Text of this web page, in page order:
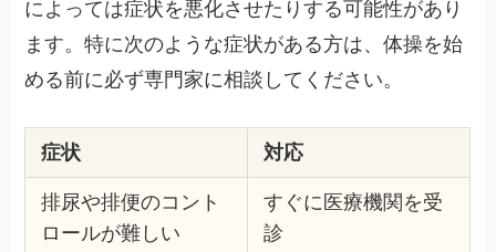
によっては症状を悪化させたりする可能性があり
ます。特に次のような症状がある方は、体操を始
める前に必ず専門家に相談してください。
症状 対応
排尿や排便のコント
ロールが難しい
すぐに医療機関を受
診